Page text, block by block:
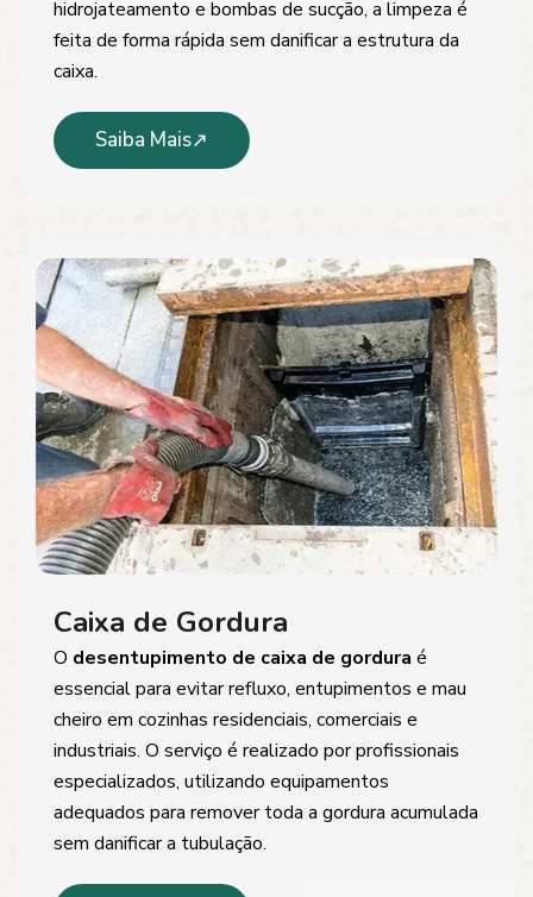
hidrojateamento e bombas de sucção, a limpeza é
feita de forma rápida sem danificar a estrutura da
caixa.
Saiba Mais
Caixa de Gordura
O desentupimento de caixa de gordura é
essencial para evitar refluxo, entupimentos e mau
cheiro em cozinhas residenciais, comerciais e
industriais. O serviço é realizado por profissionais
especializados, utilizando equipamentos
adequados para remover toda a gordura acumulada
sem danificar a tubulação.